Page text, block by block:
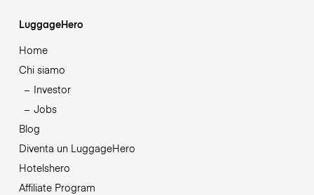
LuggageHero
Home
Chi siamo
Investor
Jobs
Blog
Diventa un LuggageHero
Hotelshero
Affiliate Program